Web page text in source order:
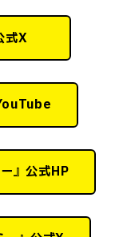
式X
』公式HP